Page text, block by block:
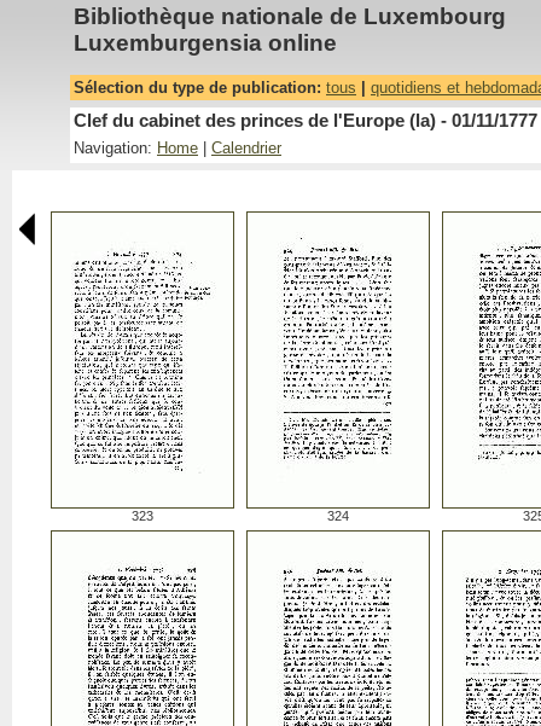
Bibliothèque nationale de Luxembourg
Luxemburgensia online
Sélection du type de publication: tous quotidiens et
Clef du cabinet des princes de l'Europe (la) - 01/11/1777
Navigation: Home Calendrier
323 324